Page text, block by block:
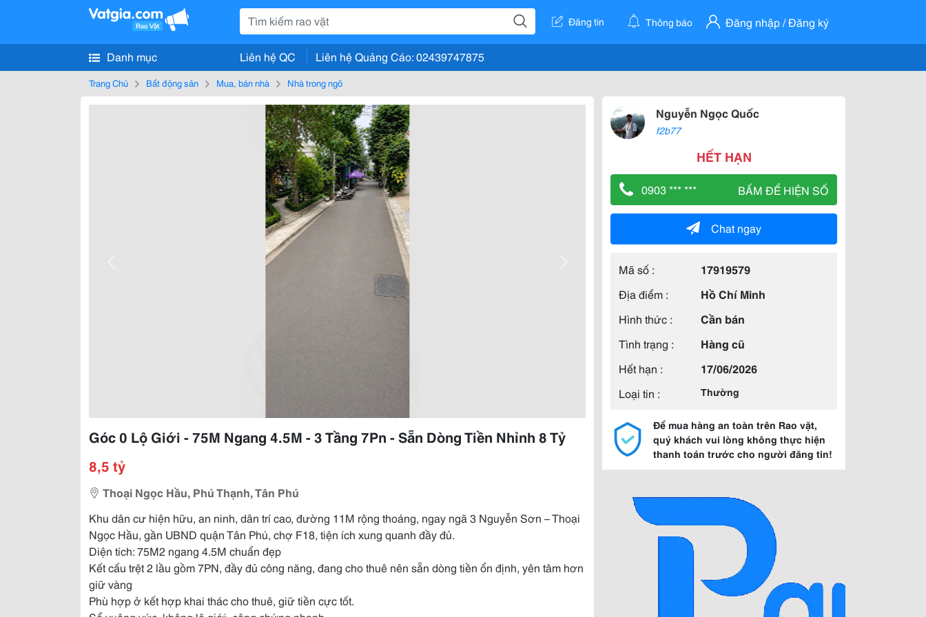
Đăng tin Thông báo Đăng nhập / Đăng ký
Danh mục Liên hệ QC Liên hệ Quảng Cáo: 02439747875
Trang Chủ Bất động sản Mua, bán nhà Nhà trong ngõ
Góc 0 Lộ Giới - 75M Ngang 4.5M - 3 Tầng 7Pn - Sẵn Dòng Tiền Nhỉnh 8 Tỷ
8,5 tỷ
Thoại Ngọc Hầu, Phú Thạnh, Tân Phú
Khu dân cư hiện hữu, an ninh, dân trí cao, đường 11M rộng thoáng, ngay ngã 3 Nguyễn Sơn – Thoại
Ngọc Hầu, gần UBND quận Tân Phú, chợ F18, tiện ích xung quanh đầy đủ.
Diện tích: 75M2 ngang 4.5M chuẩn đẹp
Kết cấu trệt 2 lầu gồm 7PN, đầy đủ công năng, đang cho thuê nên sẵn dòng tiền ổn định, yên tâm hơn
giữ vàng
Phù hợp ở kết hợp khai thác cho thuê, giữ tiền cực tốt.
Nguyễn Ngọc Quốc
f2b77
HẾT HẠN
0903 *** *** BẤM ĐỂ HIỆN SỐ
Chat ngay
Mã số :
17919579
Địa điểm :
Hồ Chí Minh
Hình thức :
Cần bán
Tình trạng :
Hàng cũ
Hết hạn :
17/06/2026
Loại tin :
Thường
Để mua hàng an toàn trên Rao vặt,
quý khách vui lòng không thực hiện
thanh toán trước cho người đăng tin!